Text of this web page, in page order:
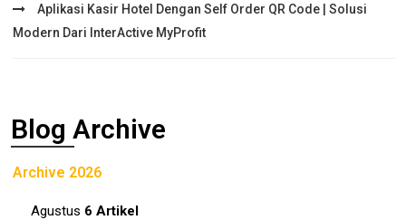
Aplikasi Kasir Hotel Dengan Self Order QR Code | Solusi
Modern Dari InterActive MyProfit
Blog Archive
Archive 2026
Agustus 6 Artikel